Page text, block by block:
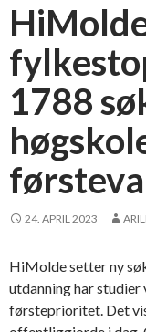
1788
24. APRIL 2023
HiMolde setter ny
utdanning har
førsteprioritet. Det